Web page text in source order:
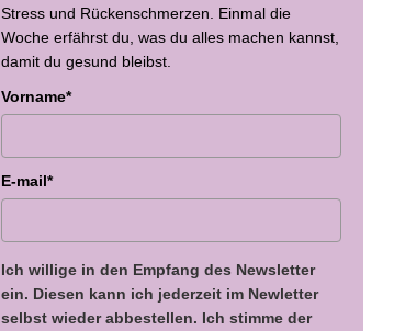
Stress und Rückenschmerzen. Einmal die
Woche erfährst du, was du alles machen kannst,
damit du gesund bleibst.
Vorname*
E-mail*
Ich willige in den Empfang des Newsletter
ein. Diesen kann ich jederzeit im Newletter
selbst wieder abbestellen. Ich stimme der